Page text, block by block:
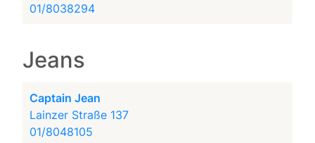
01/8038294
Jeans
Captain Jean
Lainzer Straße 137
01/8048105